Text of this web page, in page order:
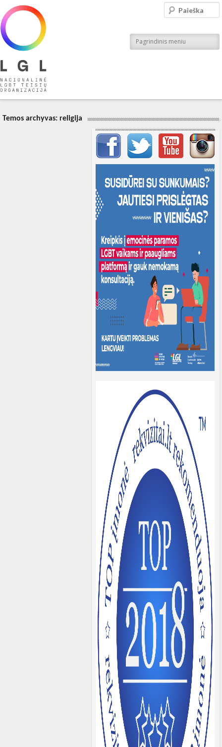
Nacionalinė LGBT teisių organizacija
Pagrindinis meniu
Paieška
Temos archyvas: religija
Svarbių įrašų meniu